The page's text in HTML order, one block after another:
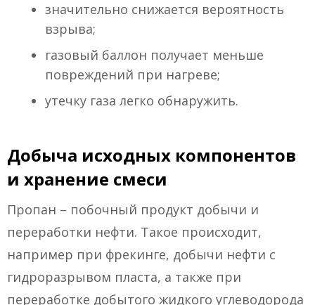
значительно снижается вероятность
взрыва;
газовый баллон получает меньше
повреждений при нагреве;
утечку газа легко обнаружить.
Добыча исходных компонентов
и хранение смеси
Пропан – побочный продукт добычи и
переработки нефти. Такое происходит,
например при фрекинге, добычи нефти с
гидроразрывом пласта, а также при
переработке добытого жидкого углеводорода